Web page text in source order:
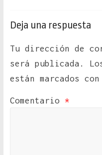
Deja una respuesta
Tu dirección de
será publicada.
están marcados con
Comentario *